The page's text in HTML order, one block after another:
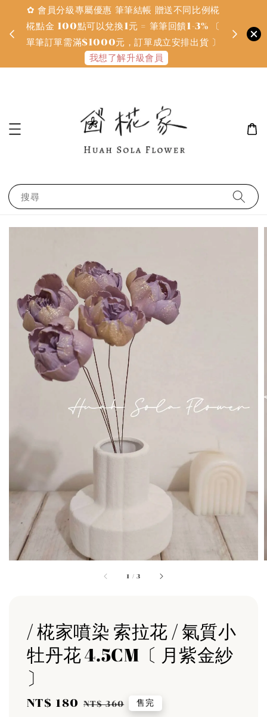
✿ 會員分級專屬優惠 筆筆結帳 贈送不同比例椛
椛點金 100點可以兌換1元 = 筆筆回饋1-3% 〔
單筆訂單需滿$1000元，訂單成立安排出貨 〕
我想了解升級會員
搜尋
1 /3
/ 椛家噴染 索拉花 / 氣質小
牡丹花 4.5CM〔 月紫金紗
〕
Sale
NT$ 180 Regular
NT$ 360 售完